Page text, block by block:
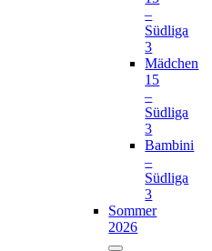
–
Südliga
3
Mädchen
15
–
Südliga
3
Bambini
–
Südliga
3
Sommer
2026